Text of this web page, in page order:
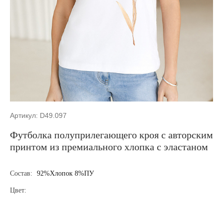
Артикул: D49.097
Футболка полуприлегающего кроя с авторским
принтом из премиального хлопка с эластаном
Состав: 92%Хлопок 8%ПУ
Цвет: